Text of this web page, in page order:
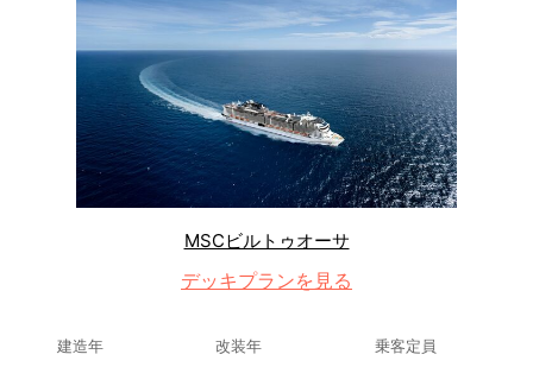
MSCビルトゥオーサ
デッキプランを見る
建造年 改装年 乗客定員